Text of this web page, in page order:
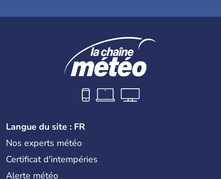
Langue du site : FR
Nos experts météo
Certificat d'intempéries
Alerte météo